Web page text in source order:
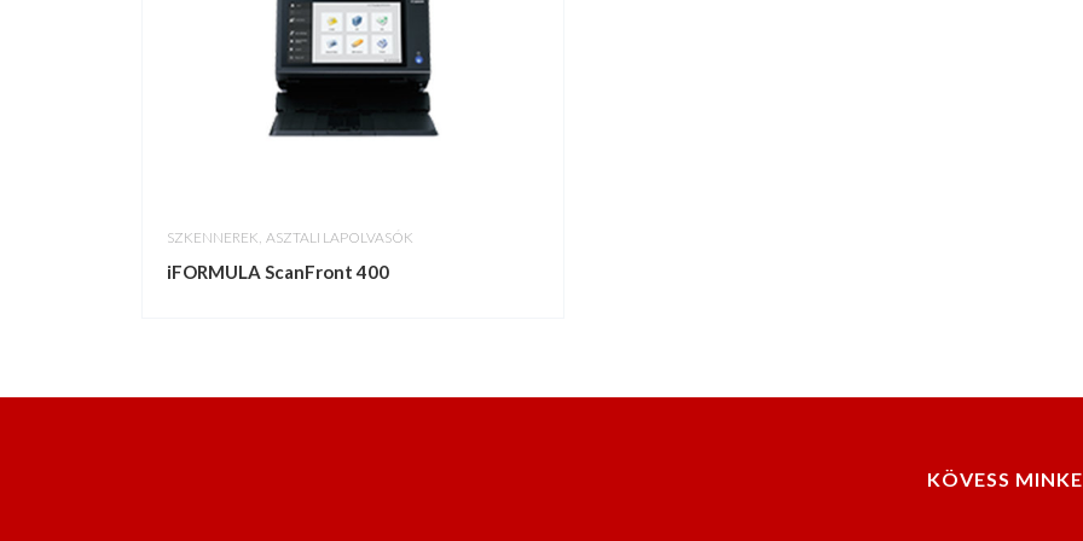
SZKENNEREK, ASZTALI LAPOLVASÓK
iFORMULA ScanFront 400
KÖVESS